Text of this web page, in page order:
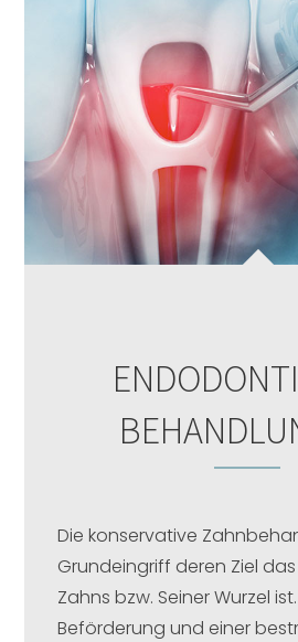
Die konservative
Grundeingriff deren Ziel
Zahns bzw. Seiner Wurzel
Beförderung und einer